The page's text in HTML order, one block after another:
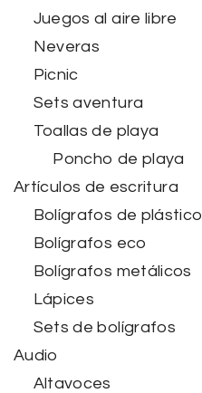
Juegos al aire libre
Neveras
Picnic
Sets aventura
Toallas de playa
Poncho de playa
Artículos de escritura
Bolígrafos de plástico
Bolígrafos eco
Bolígrafos metálicos
Lápices
Sets de bolígrafos
Audio
Altavoces